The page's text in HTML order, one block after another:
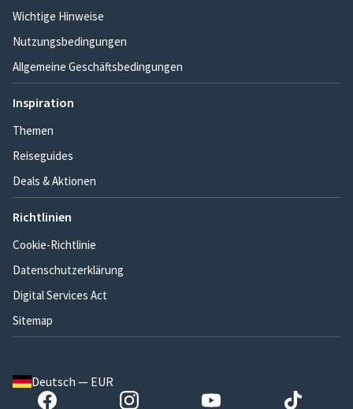
Wichtige Hinweise
Nutzungsbedingungen
Allgemeine Geschäftsbedingungen
Inspiration
Themen
Reiseguides
Deals & Aktionen
Richtlinien
Cookie-Richtlinie
Datenschutzerklärung
Digital Services Act
Sitemap
Deutsch — EUR